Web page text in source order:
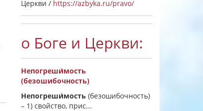
Церкви / https://azbyka.ru/pravo/
о Боге и Церкви:
Непогреши́мость
(безошибочность)
Непогреши́мость (безошибочность)
–1) свойство, прис...